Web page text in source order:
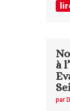
à
par